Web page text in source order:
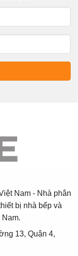
Nam - Nhà phân
bị nhà bếp và
13, Quận 4,